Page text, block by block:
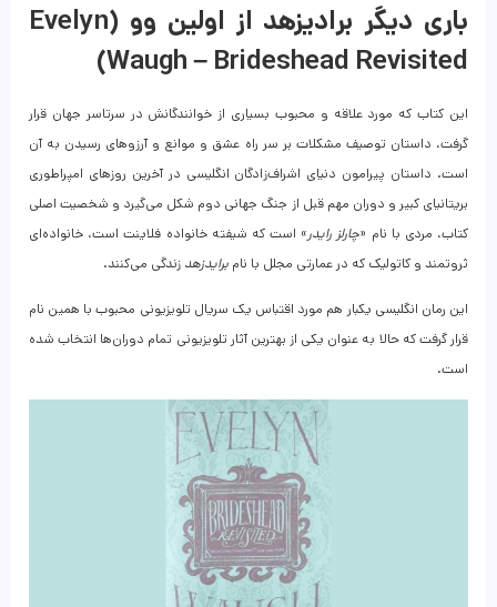
باری دیگر برادیزهد از اولین وو (Evelyn
Waugh – Brideshead Revisited)
این کتاب که مورد علاقه و محبوب بسیاری از خوانندگانش در سرتاسر جهان قرار
گرفت، داستان توصیف مشکلات بر سر راه عشق و موانع و آرزوهای رسیدن به آن
است. داستان پیرامون دنیای اشراف‌‌زادگان انگلیسی در آخرین روزهای امپراطوری
بریتانیای کبیر و دوران مهم قبل از جنگ جهانی دوم شکل می‌گیرد و شخصیت اصلی
کتاب، مردی با نام «چارلز رایدر» است که شیفته خانواده فلاینت است، خانواده‌ای
ثروتمند و کاتولیک که در عمارتی مجلل با نام برایدزهد زندگی می‌کنند.
این رمان انگلیسی یکبار هم مورد اقتباس یک سریال تلویزیونی محبوب با همین نام
قرار گرفت که حالا به عنوان یکی از بهترین آثار تلویزیونی تمام دوران‌ها انتخاب شده
است.